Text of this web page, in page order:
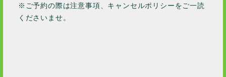
※ご予約の際は注意事項、キャンセルポリシーをご一読
くださいませ。